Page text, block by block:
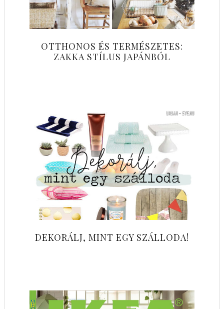
OTTHONOS ÉS TERMÉSZETES:
ZAKKA STÍLUS JAPÁNBÓL
DEKORÁLJ, MINT EGY SZÁLLODA!